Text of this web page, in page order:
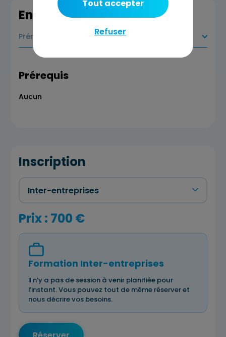
En savoir plus
Prérequis
Prérequis
Aucun
Inscription
Prix : 700 €
Formation Inter-entreprises
Il n’y a pas de session à venir planifiée pour
l’instant. Vous pouvez tout de même réserver et
nous décrire vos besoins.
Refuser
Tout accepter